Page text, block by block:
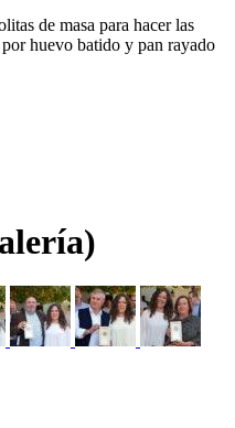
de masa para hacer las
huevo batido y pan rayado